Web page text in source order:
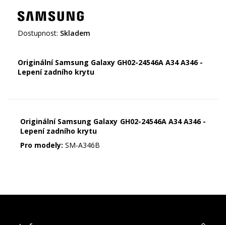
Dostupnost: Skladem
Originální Samsung Galaxy GH02-24546A A34 A346 -
Lepení zadního krytu
Originální Samsung Galaxy GH02-24546A A34 A346 -
Lepení zadního krytu
Pro modely: SM-A346B